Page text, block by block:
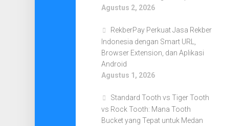
Agustus 2, 2026
RekberPay Perkuat Jasa Rekber
Indonesia dengan Smart URL,
Browser Extension, dan Aplikasi
Android
Agustus 1, 2026
Standard Tooth vs Tiger Tooth
vs Rock Tooth: Mana Tooth
Bucket yang Tepat untuk Medan